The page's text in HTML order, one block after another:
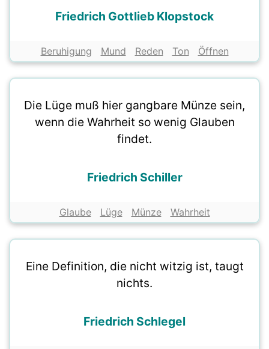
Friedrich Gottlieb Klopstock
Beruhigung Mund Reden Ton Öffnen
Die Lüge muß hier gangbare Münze sein,
wenn die Wahrheit so wenig Glauben
findet.
Friedrich Schiller
Glaube Lüge Münze Wahrheit
Eine Definition, die nicht witzig ist, taugt
nichts.
Friedrich Schlegel